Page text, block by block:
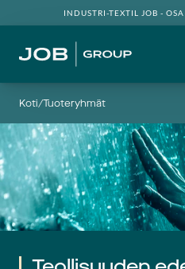
INDUSTRI-TEXTIL JOB -
Koti/Tuoteryhmät